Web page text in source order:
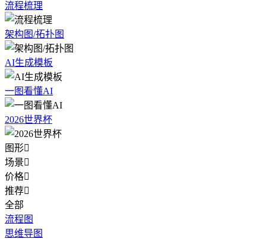
流程梳理
架构图/拓扑图
AI生成模板
一图看懂AI
2026世界杯
图形
场景
价格
推荐
全部
流程图
思维导图